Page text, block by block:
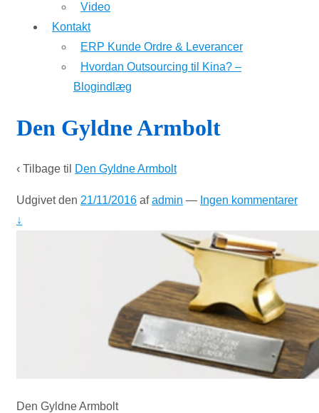
Video
Kontakt
ERP Kunde Ordre & Leverancer
Hvordan Outsourcing til Kina? –
Blogindlæg
Den Gyldne Armbolt
‹ Tilbage til Den Gyldne Armbolt
Udgivet den 21/11/2016 afadmin — Ingen kommentarer
↓
Den Gyldne Armbolt